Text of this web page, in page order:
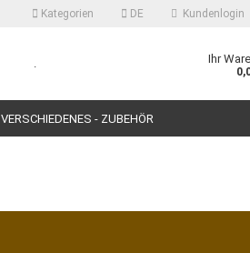
Kategorien DE Kundenlogin
. Ihr
VERSCHIEDENES - ZUBEHÖR